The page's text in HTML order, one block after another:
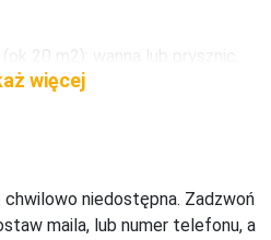
20 m2): wanna lub prysznic,
telefon, TV sat.
niedostępna. Zadzwoń
maila, lub numer telefonu, a